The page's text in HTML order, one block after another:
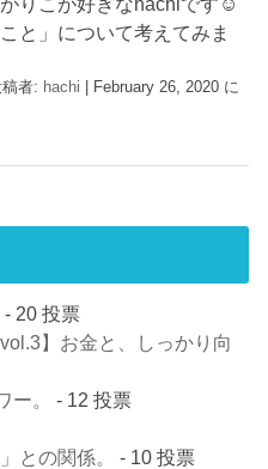
と」について考えてみま
者: hachi | February 26, 2020 に
- 20 投票
】お金と、しっかり向
ー。
- 12 投票
との関係。
- 10 投票